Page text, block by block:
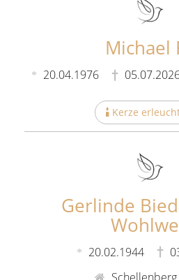
Michael
20.04.1976
Kerze
Gerlinde
20.02.1944